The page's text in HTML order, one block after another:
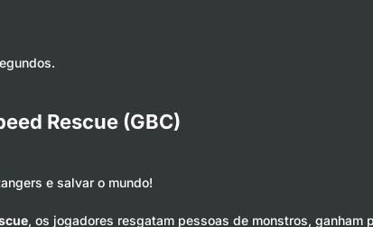
Rescue (GBC)
e salvar o mundo!
, os jogadores resgatam pessoas de monstros,